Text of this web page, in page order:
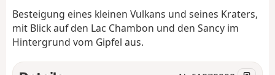
g
o
Besteigung eines kleinen Vulkans und seines Kraters,
mit Blick auf den Lac Chambon und den Sancy im
Hintergrund vom Gipfel aus.